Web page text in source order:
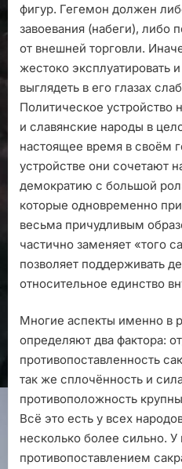
фигур. Гегемон должен
завоевания (набеги), либо
от внешней торговли.
жестоко эксплуатировать
выглядеть в его глазах
Политическое
и славянские народы в
настоящее время в своём
устройстве они сочетают
демократию с большой
которые одновременно
весьма причудливым
частично заменяет «того
позволяет поддерживать
относительное единство
Многие аспекты именно в
определяют два фактора:
противопоставленность
так же сплочённость и
противоположность
Всё это есть у всех
несколько более сильно.
противопоставлением